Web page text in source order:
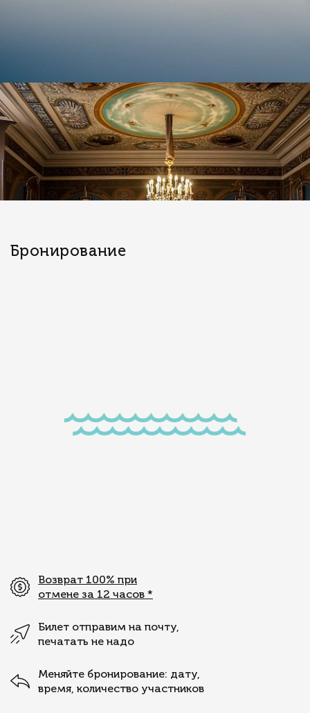
Бронирование
Возврат 100% при
отмене за 12 часов *
Билет отправим на почту,
печатать не надо
Меняйте бронирование: дату,
время, количество участников